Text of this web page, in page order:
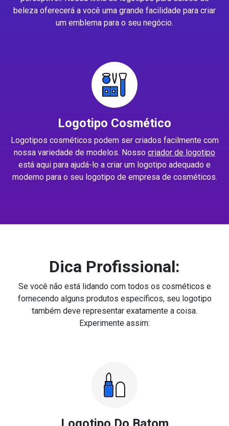
beleza oferecerá a você uma grande facilidade para criar
um emblema para o seu negócio.
Logotipo Cosmético
Logotipos cosméticos podem ser criados facilmente com
nossa variedade de modelos. Nosso criador de logotipo
está aqui para ajudá-lo a criar um logotipo adequado e
moderno para o seu logotipo de empresa de cosméticos.
Dica Profissional:
Se você não está lidando com todos os cosméticos e
fornecendo alguns produtos específicos, seu logotipo
também deve representar exatamente a coisa.
Experimente assim: